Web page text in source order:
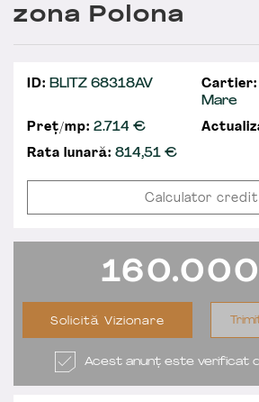
zona Polona
ID: BLITZ 68318AV Cartier:
Mare
Preț/mp: 2.714 €
Rata lunară: 814,51€
Calculator credit
160.000
Solicită Vizionare
Acest anunț este verificat